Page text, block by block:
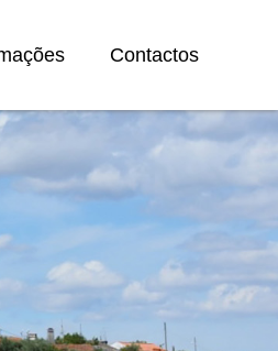
Contactos